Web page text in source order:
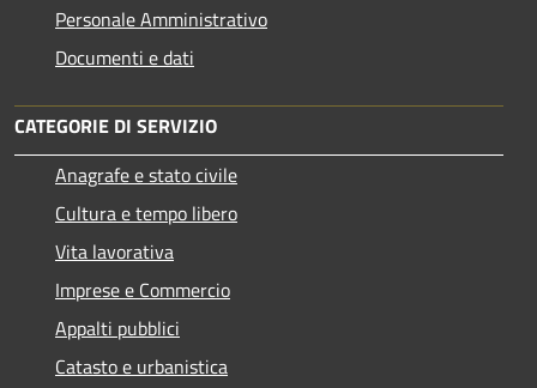
Personale Amministrativo
Documenti e dati
CATEGORIE DI SERVIZIO
Anagrafe e stato civile
Cultura e tempo libero
Vita lavorativa
Imprese e Commercio
Appalti pubblici
Catasto e urbanistica